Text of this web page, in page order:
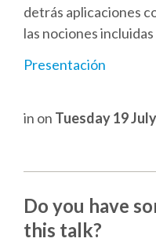
SOCIAL EVENT
SPEAKERS
SPEAKER LIST
CALL FOR
detrás aplicaciones
las nociones
Presentación
in on Tuesday 19 July
Do you have
this talk?